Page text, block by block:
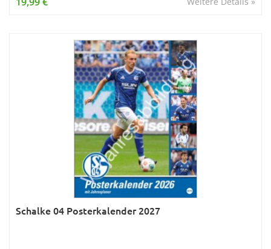
Schalke 04 Posterkalender 2027